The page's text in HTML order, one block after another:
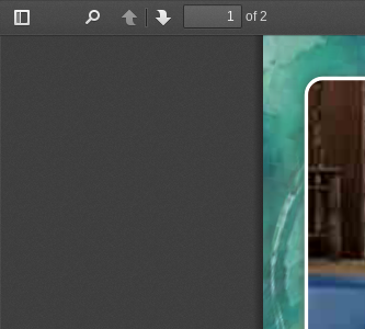
Toggle
PreviousNext
of 2